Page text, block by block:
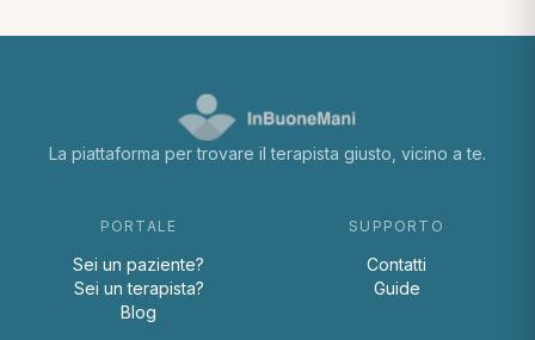
La piattaforma per trovare il terapista giusto, vicino a te.
PORTALE
Sei un paziente?
Sei un terapista?
Blog
SUPPORTO
Contatti
Guide